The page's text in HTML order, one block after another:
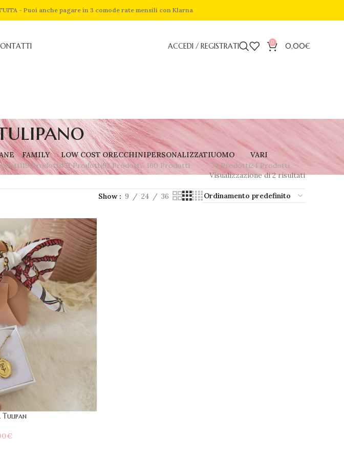
- Puoi anche pagare in 3 comode rate mensili con Klarna
ACCEDI / REGISTRATI 0 0,00€
FAMILY
19 Prodotti
LOW COST
171 Prodotti
ORECCHINI
63 Prodotti
PERSONALIZZATI
160 Prodotti
UOMO
74 Prodotti
VARI
24 Prodotti
Visualizzazione di 2 risultati
Show 9 24 36
€